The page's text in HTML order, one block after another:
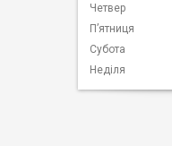
Четвер
Пʼятниця
Субота
Неділя